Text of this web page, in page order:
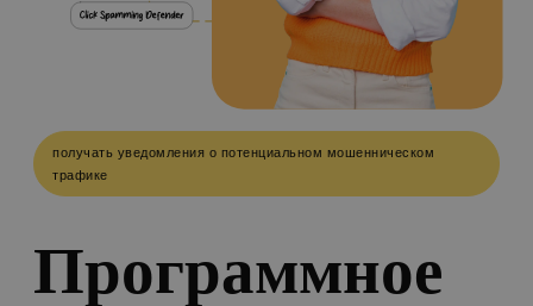
получать уведомления о потенциальном мошенническом
трафике
Программное